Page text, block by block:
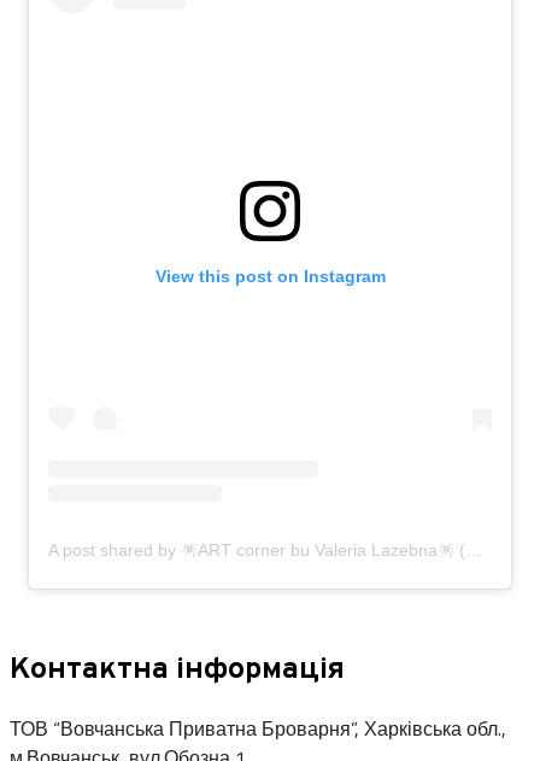
View this post on Instagram
Контактна інформація
ТОВ “Вовчанська Приватна Броварня”, Харківська обл.,